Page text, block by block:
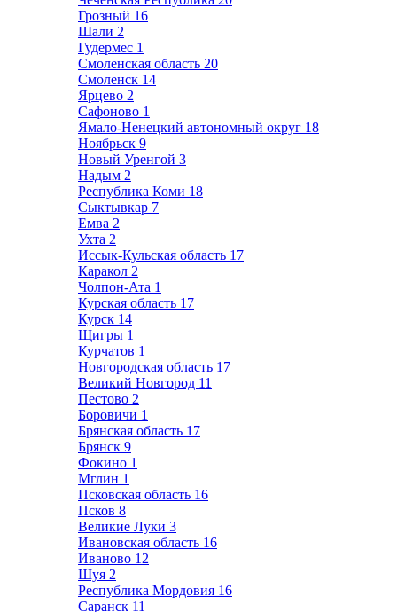
Грозный 16
Шали 2
Гудермес 1
Смоленская область 20
Смоленск 14
Ярцево 2
Сафоново 1
Ямало-Ненецкий автономный округ 18
Ноябрьск 9
Новый Уренгой 3
Надым 2
Республика Коми 18
Сыктывкар 7
Емва 2
Ухта 2
Иссык-Кульская область 17
Каракол 2
Чолпон-Ата 1
Курская область 17
Курск 14
Щигры 1
Курчатов 1
Новгородская область 17
Великий Новгород 11
Пестово 2
Боровичи 1
Брянская область 17
Брянск 9
Фокино 1
Мглин 1
Псковская область 16
Псков 8
Великие Луки 3
Ивановская область 16
Иваново 12
Шуя 2
Республика Мордовия 16
Саранск 11